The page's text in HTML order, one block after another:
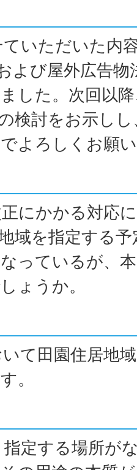
いただいた内
よび屋外広告物
した。次回以
検討をお示し
よろしくお願
にかかる対応
域を指定する
っているが、
ょうか。
て田園住居地
。
定する場所が